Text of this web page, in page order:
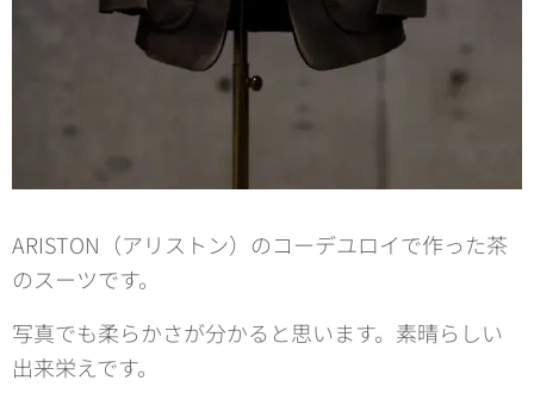
ARISTON（アリストン）のコーデユロイで作った茶
のスーツです。
写真でも柔らかさが分かると思います。素晴らしい
出来栄えです。